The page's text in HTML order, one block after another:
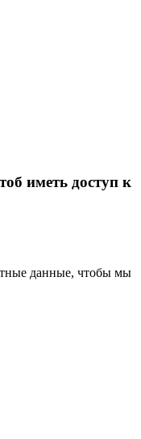
иметь доступ к
данные, чтобы мы